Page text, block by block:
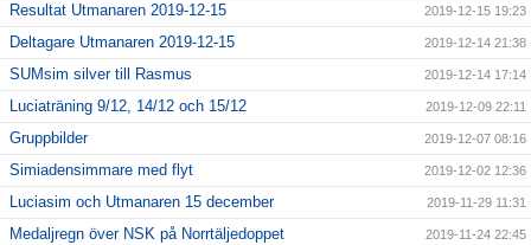
Resultat Utmanaren 2019-12-15 2019-12-15 19:23
Deltagare Utmanaren 2019-12-15 2019-12-14 21:38
SUMsim silver till Rasmus 2019-12-14 17:14
Luciaträning 9/12, 14/12 och 15/12 2019-12-09 22:11
Gruppbilder 2019-12-07 08:16
Simiadensimmare med flyt 2019-12-02 12:36
Luciasim och Utmanaren 15 december 2019-11-29 11:31
Medaljregn över NSK på Norrtäljedoppet 2019-11-24 22:45